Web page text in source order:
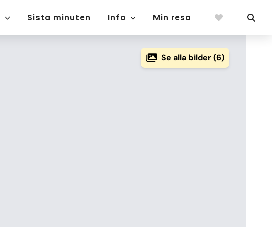
Sista minuten Info Min resa
Se alla bilder (6)